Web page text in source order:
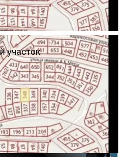
участок